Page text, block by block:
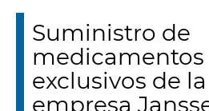
Suministro de
medicamentos
exclusivos de la
empresa